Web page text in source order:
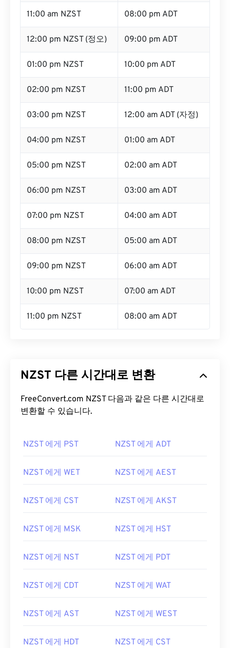
11:00 am NZST 08:00 pm ADT
12:00 pm NZST (정오) 09:00 pm ADT
01:00 pm NZST 10:00 pm ADT
02:00 pm NZST 11:00 pm ADT
03:00 pm NZST 12:00 am ADT (자정)
04:00 pm NZST 01:00 am ADT
05:00 pm NZST 02:00 am ADT
06:00 pm NZST 03:00 am ADT
07:00 pm NZST 04:00 am ADT
08:00 pm NZST 05:00 am ADT
09:00 pm NZST 06:00 am ADT
10:00 pm NZST 07:00 am ADT
11:00 pm NZST 08:00 am ADT
NZST 다른 시간대로 변환
FreeConvert.com NZST 다음과 같은 다른 시간대로
변환할 수 있습니다.
NZST 에게 PST NZST 에게 ADT
NZST 에게 WET NZST 에게 AEST
NZST 에게 CST NZST 에게 AKST
NZST 에게 MSK NZST 에게 HST
NZST 에게 NST NZST 에게 PDT
NZST 에게 CDT NZST 에게 WAT
NZST 에게 AST NZST 에게 WEST
NZST 에게 HDT NZST 에게 CST